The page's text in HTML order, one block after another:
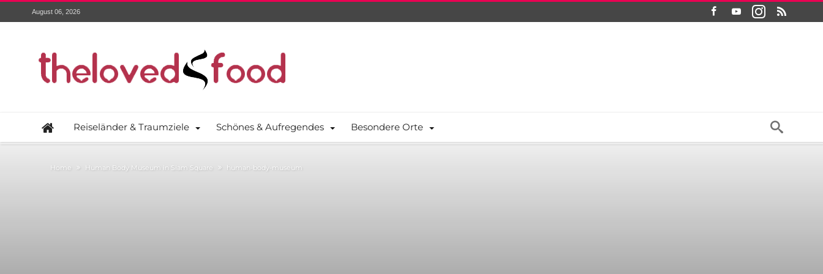
August 06, 2026
Reiseländer & Traumziele Schönes & Aufregendes Besondere Orte
Home Human Body Museum in Siam Square human-body-museum